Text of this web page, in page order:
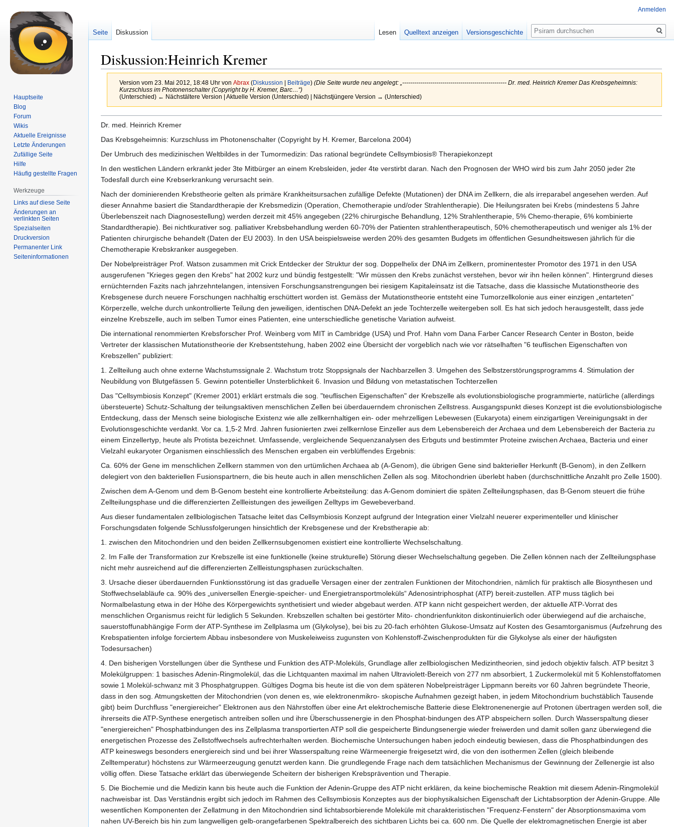
Diskussion:Heinrich Kremer
Version vom 23. Mai 2012, 18:48 Uhr von Abrax (Diskussion Beiträge) (Die Seite wurde neu angelegt: „---------------------------------------------------- Dr. med. Heinrich Kremer Das Krebsgeheimnis:
Kurzschluss im Photonenschalter (Copyright by H. Kremer, Barc…“)
(Unterschied) ← Nächstältere Version | Aktuelle Version (Unterschied) | Nächstjüngere Version → (Unterschied)
springen
springen
Dr. med. Heinrich Kremer
Das Krebsgeheimnis: Kurzschluss im Photonenschalter (Copyright by H. Kremer, Barcelona 2004)
Der Umbruch des medizinischen Weltbildes in der Tumormedizin: Das rational begründete Cellsymbiosis® Therapiekonzept
In den westlichen Ländern erkrankt jeder 3te Mitbürger an einem Krebsleiden, jeder 4te verstirbt daran. Nach den Prognosen der WHO wird bis zum Jahr 2050 jeder 2te
Todesfall durch eine Krebserkrankung verursacht sein.
Nach der dominierenden Krebstheorie gelten als primäre Krankheitsursachen zufällige Defekte (Mutationen) der DNA im Zellkern, die als irreparabel angesehen werden. Auf
dieser Annahme basiert die Standardtherapie der Krebsmedizin (Operation, Chemotherapie und/oder Strahlentherapie). Die Heilungsraten bei Krebs (mindestens 5 Jahre
Überlebenszeit nach Diagnosestellung) werden derzeit mit 45% angegeben (22% chirurgische Behandlung, 12% Strahlentherapie, 5% Chemo-therapie, 6% kombinierte
Standardtherapie). Bei nichtkurativer sog. palliativer Krebsbehandlung werden 60-70% der Patienten strahlentherapeutisch, 50% chemotherapeutisch und weniger als 1% der
Patienten chirurgische behandelt (Daten der EU 2003). In den USA beispielsweise werden 20% des gesamten Budgets im öffentlichen Gesundheitswesen jährlich für die
Chemotherapie Krebskranker ausgegeben.
Der Nobelpreisträger Prof. Watson zusammen mit Crick Entdecker der Struktur der sog. Doppelhelix der DNA im Zellkern, prominentester Promotor des 1971 in den USA
ausgerufenen "Krieges gegen den Krebs" hat 2002 kurz und bündig festgestellt: "Wir müssen den Krebs zunächst verstehen, bevor wir ihn heilen können". Hintergrund dieses
ernüchternden Fazits nach jahrzehntelangen, intensiven Forschungsanstrengungen bei riesigem Kapitaleinsatz ist die Tatsache, dass die klassische Mutationstheorie des
Krebsgenese durch neuere Forschungen nachhaltig erschüttert worden ist. Gemäss der Mutationstheorie entsteht eine Tumorzellkolonie aus einer einzigen „entarteten“
Körperzelle, welche durch unkontrollierte Teilung den jeweiligen, identischen DNA-Defekt an jede Tochterzelle weitergeben soll. Es hat sich jedoch herausgestellt, dass jede
einzelne Krebszelle, auch im selben Tumor eines Patienten, eine unterschiedliche genetische Variation aufweist.
Die international renommierten Krebsforscher Prof. Weinberg vom MIT in Cambridge (USA) und Prof. Hahn vom Dana Farber Cancer Research Center in Boston, beide
Vertreter der klassischen Mutationstheorie der Krebsentstehung, haben 2002 eine Übersicht der vorgeblich nach wie vor rätselhaften "6 teuflischen Eigenschaften von
Krebszellen" publiziert:
1. Zellteilung auch ohne externe Wachstumssignale 2. Wachstum trotz Stoppsignals der Nachbarzellen 3. Umgehen des Selbstzerstörungsprogramms 4. Stimulation der
Neubildung von Blutgefässen 5. Gewinn potentieller Unsterblichkeit 6. Invasion und Bildung von metastatischen Tochterzellen
Das "Cellsymbiosis Konzept" (Kremer 2001) erklärt erstmals die sog. "teuflischen Eigenschaften" der Krebszelle als evolutionsbiologische programmierte, natürliche (allerdings
übersteuerte) Schutz-Schaltung der teilungsaktiven menschlichen Zellen bei überdauerndem chronischen Zellstress. Ausgangspunkt dieses Konzept ist die evolutionsbiologische
Entdeckung, dass der Mensch seine biologische Existenz wie alle zellkernhaltigen ein- oder mehrzelligen Lebewesen (Eukaryota) einem einzigartigen Vereinigungsakt in der
Evolutionsgeschichte verdankt. Vor ca. 1,5-2 Mrd. Jahren fusionierten zwei zellkernlose Einzeller aus dem Lebensbereich der Archaea und dem Lebensbereich der Bacteria zu
einem Einzellertyp, heute als Protista bezeichnet. Umfassende, vergleichende Sequenzanalysen des Erbguts und bestimmter Proteine zwischen Archaea, Bacteria und einer
Vielzahl eukaryoter Organismen einschliesslich des Menschen ergaben ein verblüffendes Ergebnis:
Ca. 60% der Gene im menschlichen Zellkern stammen von den urtümlichen Archaea ab (A-Genom), die übrigen Gene sind bakterieller Herkunft (B-Genom), in den Zellkern
delegiert von den bakteriellen Fusionspartnern, die bis heute auch in allen menschlichen Zellen als sog. Mitochondrien überlebt haben (durchschnittliche Anzahlt pro Zelle 1500).
Zwischen dem A-Genom und dem B-Genom besteht eine kontrollierte Arbeitsteilung: das A-Genom dominiert die späten Zellteilungsphasen, das B-Genom steuert die frühe
Zellteilungsphase und die differenzierten Zellleistungen des jeweiligen Zelltyps im Gewebeverband.
Aus dieser fundamentalen zellbiologischen Tatsache leitet das Cellsymbiosis Konzept aufgrund der Integration einer Vielzahl neuerer experimenteller und klinischer
Forschungsdaten folgende Schlussfolgerungen hinsichtlich der Krebsgenese und der Krebstherapie ab:
1. zwischen den Mitochondrien und den beiden Zellkernsubgenomen existiert eine kontrollierte Wechselschaltung.
2. Im Falle der Transformation zur Krebszelle ist eine funktionelle (keine strukturelle) Störung dieser Wechselschaltung gegeben. Die Zellen können nach der Zellteilungsphase
nicht mehr ausreichend auf die differenzierten Zellleistungsphasen zurückschalten.
3. Ursache dieser überdauernden Funktionsstörung ist das graduelle Versagen einer der zentralen Funktionen der Mitochondrien, nämlich für praktisch alle Biosynthesen und
Stoffwechselabläufe ca. 90% des „universellen Energie-speicher- und Energietransportmoleküls“ Adenosintriphosphat (ATP) bereit-zustellen. ATP muss täglich bei
Normalbelastung etwa in der Höhe des Körpergewichts synthetisiert und wieder abgebaut werden. ATP kann nicht gespeichert werden, der aktuelle ATP-Vorrat des
menschlichen Organismus reicht für lediglich 5 Sekunden. Krebszellen schalten bei gestörter Mito- chondrienfunkiton diskontinuierlich oder überwiegend auf die archaische,
sauerstoffunabhängige Form der ATP-Synthese im Zellplasma um (Glykolyse), bei bis zu 20-fach erhöhten Glukose-Umsatz auf Kosten des Gesamtorganismus (Aufzehrung des
Krebspatienten infolge forciertem Abbau insbesondere von Muskeleiweiss zugunsten von Kohlenstoff-Zwischenprodukten für die Glykolyse als einer der häufigsten
Todesursachen)
4. Den bisherigen Vorstellungen über die Synthese und Funktion des ATP-Moleküls, Grundlage aller zellbiologischen Medizintheorien, sind jedoch objektiv falsch. ATP besitzt 3
Molekülgruppen: 1 basisches Adenin-Ringmolekül, das die Lichtquanten maximal im nahen Ultraviolett-Bereich von 277 nm absorbiert, 1 Zuckermolekül mit 5 Kohlenstoffatomen
sowie 1 Molekül-schwanz mit 3 Phosphatgruppen. Gültiges Dogma bis heute ist die von dem späteren Nobelpreisträger Lippmann bereits vor 60 Jahren begründete Theorie,
dass in den sog. Atmungsketten der Mitochondrien (von denen es, wie elektronenmikro- skopische Aufnahmen gezeigt haben, in jedem Mitochondrium buchstäblich Tausende
gibt) beim Durchfluss "energiereicher" Elektronen aus den Nährstoffen über eine Art elektrochemische Batterie diese Elektronenenergie auf Protonen übertragen werden soll, die
ihrerseits die ATP-Synthese energetisch antreiben sollen und ihre Überschussenergie in den Phosphat-bindungen des ATP abspeichern sollen. Durch Wasserspaltung dieser
"energiereichen" Phosphatbindungen des ins Zellplasma transportierten ATP soll die gespeicherte Bindungsenergie wieder freiwerden und damit sollen ganz überwiegend die
energetischen Prozesse des Zellstoffwechsels aufrechterhalten werden. Biochemische Untersuchungen haben jedoch eindeutig bewiesen, dass die Phosphatbindungen des
ATP keineswegs besonders energiereich sind und bei ihrer Wasserspaltung reine Wärmeenergie freigesetzt wird, die von den isothermen Zellen (gleich bleibende
Zelltemperatur) höchstens zur Wärmeerzeugung genutzt werden kann. Die grundlegende Frage nach dem tatsächlichen Mechanismus der Gewinnung der Zellenergie ist also
völlig offen. Diese Tatsache erklärt das überwiegende Scheitern der bisherigen Krebsprävention und Therapie.
5. Die Biochemie und die Medizin kann bis heute auch die Funktion der Adenin-Gruppe des ATP nicht erklären, da keine biochemische Reaktion mit diesem Adenin-Ringmolekül
nachweisbar ist. Das Verständnis ergibt sich jedoch im Rahmen des Cellsymbiosis Konzeptes aus der biophysikalsichen Eigenschaft der Lichtabsorption der Adenin-Gruppe. Alle
wesentlichen Komponenten der Zellatmung in den Mitochondrien sind lichtabsorbierende Moleküle mit charakteristischen "Frequenz-Fenstern" der Absorptionsmaxima vom
nahen UV-Bereich bis hin zum langwelligen gelb-orangefarbenen Spektralbereich des sichtbaren Lichts bei ca. 600 nm. Die Quelle der elektromagnetischen Energie ist aber
Anmelden
Seite Diskussion Lesen Quelltext anzeigen Versionsgeschichte
Suche
Hauptseite
Blog
Forum
Wikis
Aktuelle Ereignisse
Letzte Änderungen
Zufällige Seite
Hilfe
Häufig gestellte Fragen
Werkzeuge
Links auf diese Seite
Änderungen an
verlinkten Seiten
Spezialseiten
Druckversion
Permanenter Link
Seiten­informationen